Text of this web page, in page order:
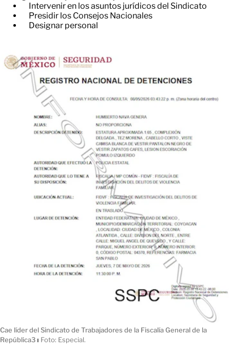
Intervenir en los asuntos jurídicos del Sindicato
Presidir los Consejos Nacionales
Designar personal
Cae líder del Sindicato de Trabajadores de la Fiscalía General de la
República3ı Foto: Especial.